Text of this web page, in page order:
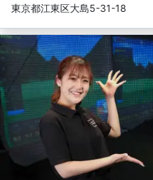
東京都江東区大島5-31-18